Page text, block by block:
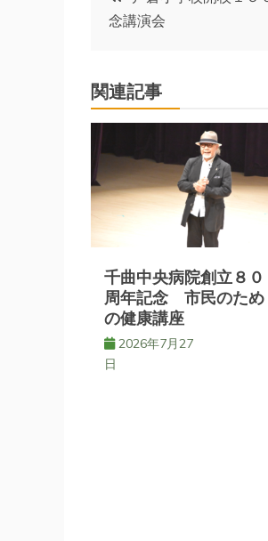
稿
ナ
ビ
ゲ
ー
シ
ョ
ン
念講演会
関連記事
千曲中央病院創立８０
周年記念 市民のため
の健康講座
2026年7月27
日